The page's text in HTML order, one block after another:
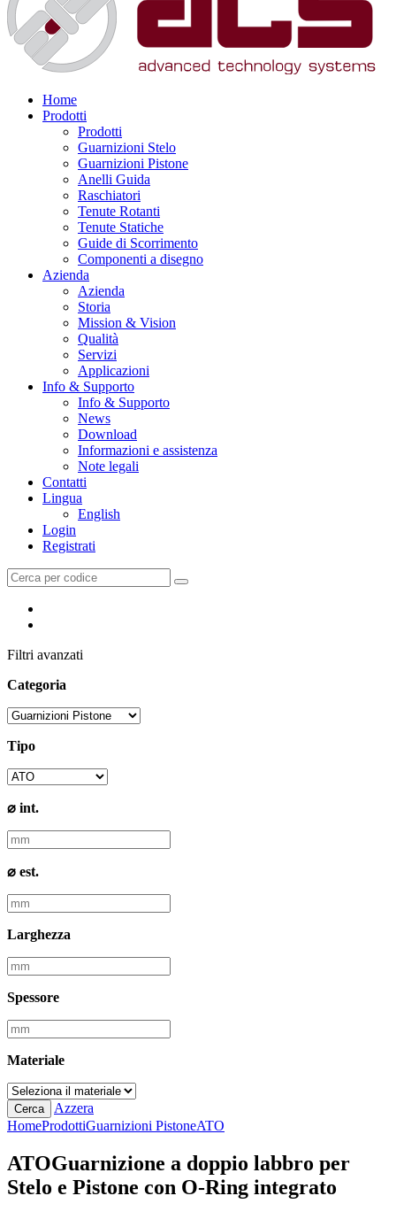
Home
Prodotti
Prodotti
Guarnizioni Stelo
Guarnizioni Pistone
Anelli Guida
Raschiatori
Tenute Rotanti
Tenute Statiche
Guide di Scorrimento
Componenti a disegno
Azienda
Azienda
Storia
Mission & Vision
Qualità
Servizi
Applicazioni
Info & Supporto
Info & Supporto
News
Download
Informazioni e assistenza
Note legali
Contatti
Lingua
English
Login
Registrati
Filtri avanzati
Categoria
Tipo
⌀ int.
⌀ est.
Larghezza
Spessore
Materiale
Cerca
Azzera
HomeProdottiGuarnizioni PistoneATO
ATOGuarnizione a doppio labbro per
Stelo e Pistone con O-Ring integrato